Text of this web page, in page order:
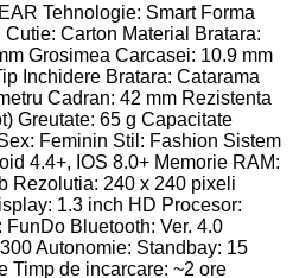
Tehnologie: Smart Forma
Carton Material Bratara:
Grosimea Carcasei: 10.9 mm
Inchidere Bratara: Catarama
Cadran: 42 mm Rezistenta
Greutate: 65 g Capacitate
Feminin Stil: Fashion Sistem
4.4+, IOS 8.0+ Memorie RAM:
Rezolutia: 240 x 240 pixeli
1.3 inch HD Procesor:
Bluetooth: Ver. 4.0
Autonomie: Standbay: 15
Timp de incarcare: ~2 ore